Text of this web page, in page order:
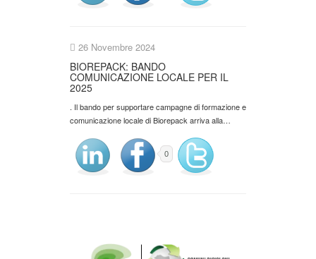
26 Novembre 2024
BIOREPACK: BANDO
COMUNICAZIONE LOCALE PER IL
2025
. Il bando per supportare campagne di formazione e
comunicazione locale di Biorepack arriva alla…
0